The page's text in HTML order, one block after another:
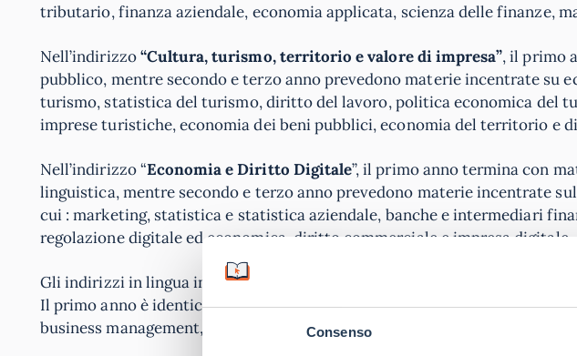
Consenso
tributario, finanza aziendale, economia applicata, scienza delle finanze,
Nell’indirizzo“Cultura, turismo, territorio e valore di impresa”, il primo
pubblico, mentre secondo e terzo anno prevedono materie incentrate su
turismo, statistica del turismo, diritto del lavoro, politica economica del
imprese turistiche, economia dei beni pubblici, economia del territorio e
Nell’indirizzo “Economia e Diritto Digitale”, il primo anno termina con
linguistica, mentre secondo e terzo anno prevedono materie incentrate
cui : marketing, statistica e statistica aziendale, banche e intermediari
regolazione digitale ed economica, diritto commerciale e impresa digitale.
Gli indirizzi in lingua inglese di
Il primo anno è identico e prevede esami di: economics, business
business management, organizational dynamics and behaviour.